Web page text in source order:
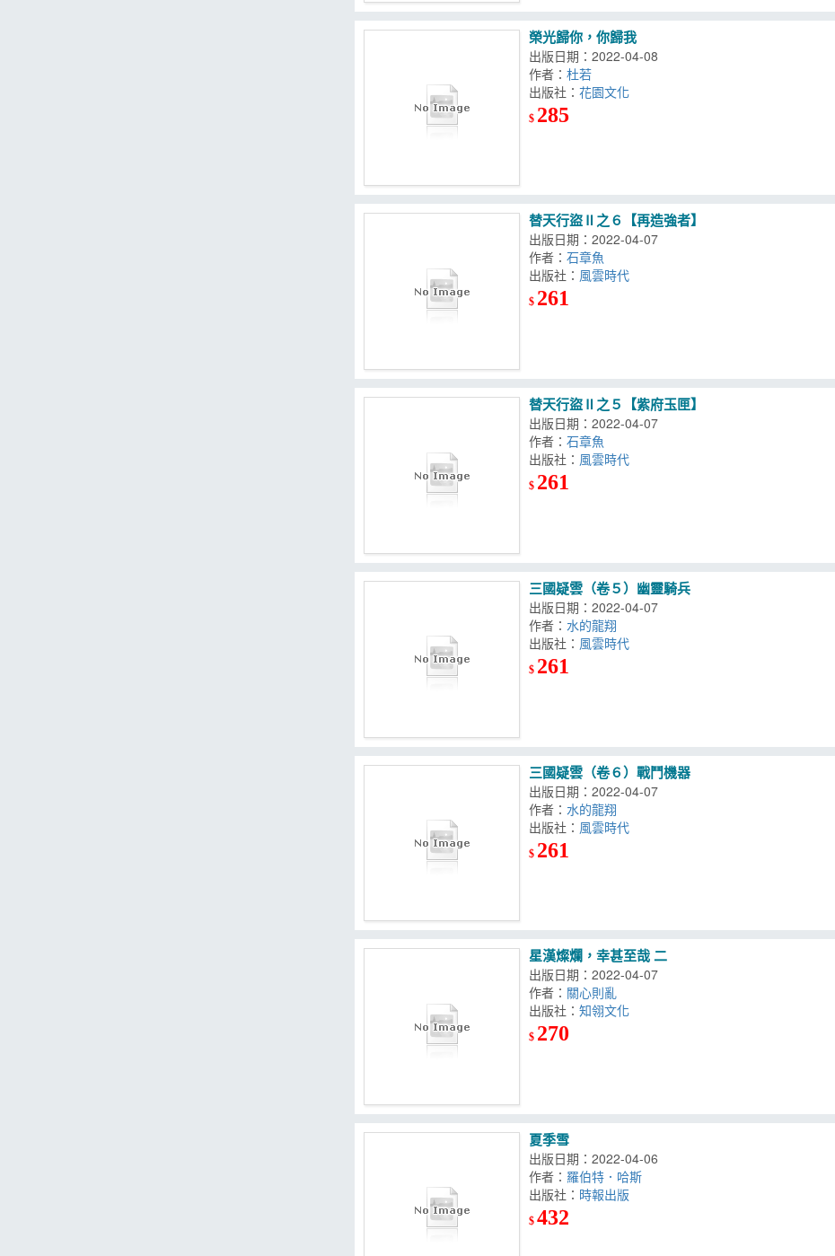
榮光歸你，你歸我
出版日期：2022-04-08
作者：杜若
出版社：
$ 285
替天行盜Ⅱ之６【再造強者】
出版日期：2022-04-07
作者：石章魚
出版社：
$ 261
替天行盜Ⅱ之５【紫府玉匣】
出版日期：2022-04-07
作者：石章魚
出版社：
$ 261
三國疑雲（卷５）幽靈騎兵
出版日期：2022-04-07
作者： 水的龍翔
出版社：
$ 261
三國疑雲（卷６）戰鬥機器
出版日期：2022-04-07
作者： 水的龍翔
出版社：
$ 261
星漢燦爛，幸甚至哉 二
出版日期：2022-04-07
作者： 關心則亂
出版社：
$ 270
夏季雪
出版日期：2022-04-06
作者： 羅伯特．哈斯
出版社：
$432